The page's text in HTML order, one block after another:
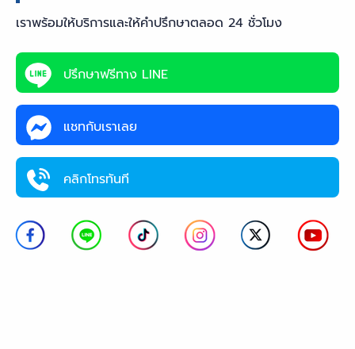
เราพร้อมให้บริการและให้คำปรึกษาตลอด 24 ชั่วโมง
ปรึกษาฟรีทาง LINE
แชทกับเราเลย
คลิกโทรทันที